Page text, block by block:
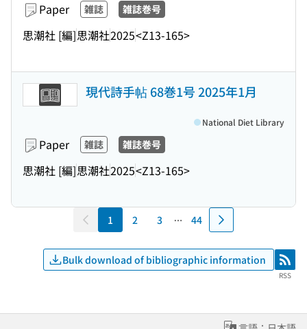
Paper 雑誌 雑誌巻号
思潮社 [編]思潮社2025<Z13-165>
現代詩手帖 68巻1号 2025年1月
Paper 雑誌 雑誌巻号
思潮社 [編]思潮社2025<Z13-165>
National Diet Library
1 2 3 44
Bulk download of bibliographic information RSS
RSS